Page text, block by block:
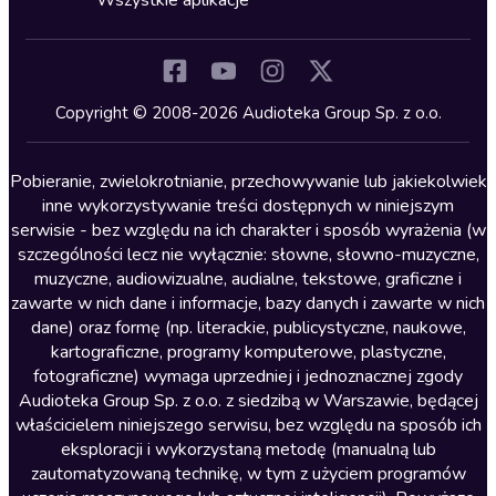
Kryminały
Lektury szkolne
Literatura anglojęzyczna
Literatura faktu
Literatura obyczajowa
Literatura piękna obca
Literatura piękna polska
Nagrania relaksacyjne
Nauka języków
Nauki humanistyczne
Podcasty i audycje
Copyright © 2008-2026 Audioteka Group Sp. z o.o.
Pobieranie, zwielokrotnianie, przechowywanie lub jakiekolwiek
inne wykorzystywanie treści dostępnych w niniejszym
serwisie - bez względu na ich charakter i sposób wyrażenia (w
szczególności lecz nie wyłącznie: słowne, słowno-muzyczne,
muzyczne, audiowizualne, audialne, tekstowe, graficzne i
zawarte w nich dane i informacje, bazy danych i zawarte w nich
dane) oraz formę (np. literackie, publicystyczne, naukowe,
kartograficzne, programy komputerowe, plastyczne,
fotograficzne) wymaga uprzedniej i jednoznacznej zgody
Audioteka Group Sp. z o.o. z siedzibą w Warszawie, będącej
właścicielem niniejszego serwisu, bez względu na sposób ich
eksploracji i wykorzystaną metodę (manualną lub
zautomatyzowaną technikę, w tym z użyciem programów